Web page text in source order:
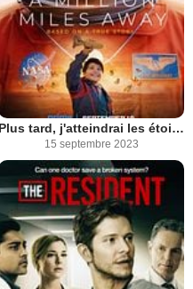
Plus tard, j'atteindrai les étoiles
15 septembre 2023